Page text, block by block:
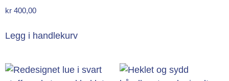
kr 400,00
Legg i handlekurv